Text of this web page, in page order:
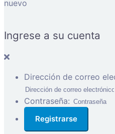
nuevo
Ingrese a su cuenta
Dirección de correo
Contraseña: